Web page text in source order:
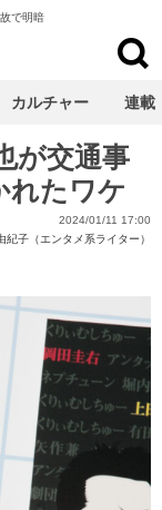
で明暗
が交通事
たワケ
2024/01/11 17:00
紀子（エンタメ系ライター）
カルチャー 連載